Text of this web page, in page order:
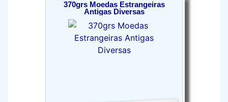
370grs Moedas Estrangeiras
Antigas Diversas